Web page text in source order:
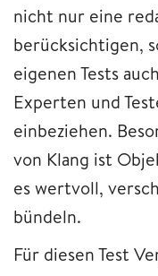
nicht nur eine
berücksichtigen,
eigenen Tests
Experten und
einbeziehen.
von Klang ist
es wertvoll,
bündeln.
Für diesen Test